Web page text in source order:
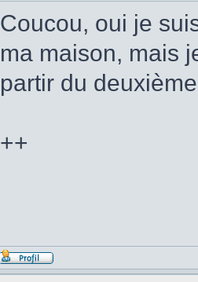
Coucou, oui je
ma maison, mais
partir du
++